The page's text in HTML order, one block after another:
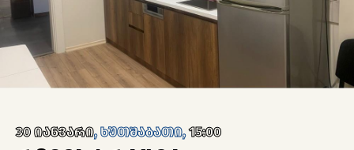
30 იანვარი, ხუთშაბათი,15:00